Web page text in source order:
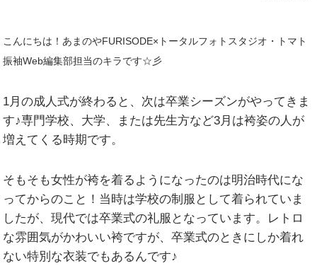
こんにちは！ あまのやFURISODE×トータルフォトスタジオ・トマト
振袖Web編集部担当のキラです☆彡
1月の成人式が終わると、次は卒業シーズンがやってきま
す♪専門学校、大学、または先生方など3月は袴姿の人が
増えてくる時期です。
そもそも女性が袴を着るようになったのは明治時代にな
ってからのこと！当時は学校の制服として着られていま
したが、現代では卒業式の礼服となっています。レトロ
な雰囲気がかわいい袴ですが、卒業式のときにしか着れ
ない特別な衣装でもあるんです♪